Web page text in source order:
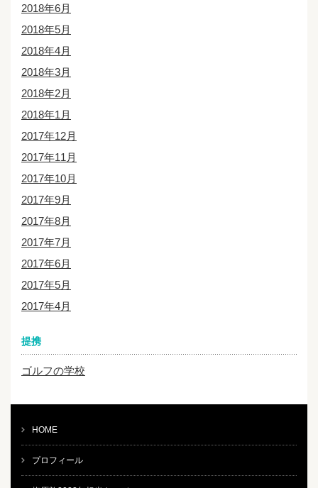
2018年6月
2018年5月
2018年4月
2018年3月
2018年2月
2018年1月
2017年12月
2017年11月
2017年10月
2017年9月
2017年8月
2017年7月
2017年6月
2017年5月
2017年4月
提携
ゴルフの学校
HOME
プロフィール